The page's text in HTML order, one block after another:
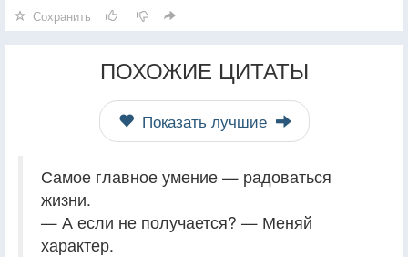
Сохранить
ПОХОЖИЕ ЦИТАТЫ
Показать лучшие
Самое главное умение — радоваться
жизни.
— А если не получается? — Меняй
характер.